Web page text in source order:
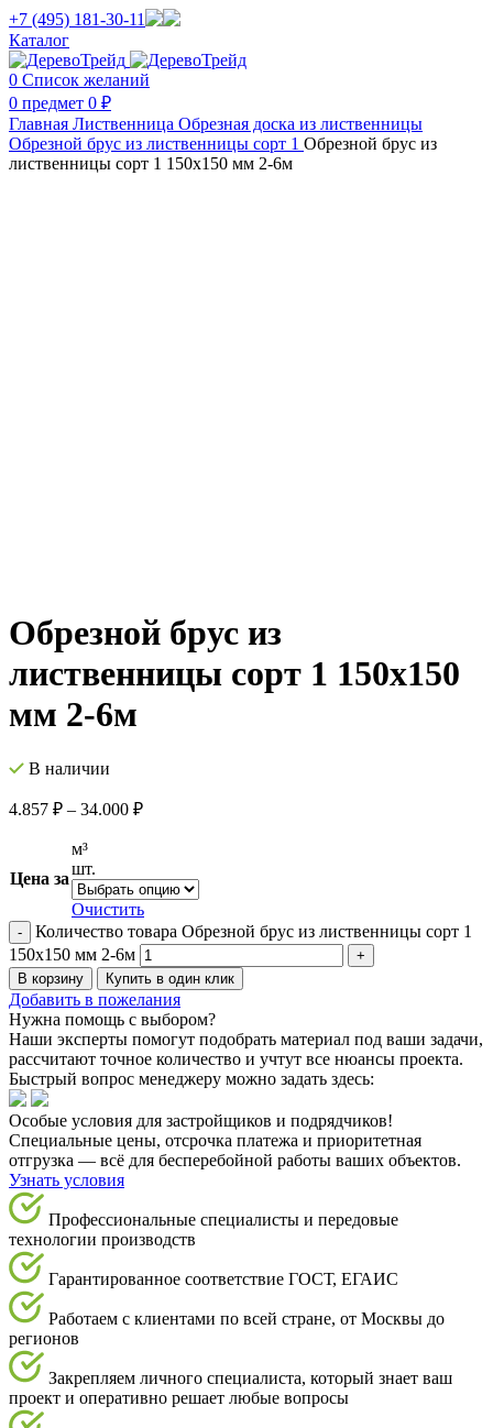
+7 (495) 181-30-11
Каталог
0 Список желаний
0 предмет 0 ₽
Главная Лиственница Обрезная доска из лиственницы
Обрезной брус из лиственницы сорт 1 Обрезной брус из
лиственницы сорт 1 150х150 мм 2-6м
Обрезной брус из
лиственницы сорт 1 150х150
мм 2-6м
В наличии
4.857 ₽ – 34.000 ₽
Цена за
м³
шт.
Очистить
Количество товара Обрезной брус из лиственницы сорт 1
150х150 мм 2-6м
В корзину Купить в один клик
Добавить в пожелания
Нужна помощь с выбором?
Наши эксперты помогут подобрать материал под ваши задачи,
рассчитают точное количество и учтут все нюансы проекта.
Быстрый вопрос менеджеру можно задать здесь:
Особые условия для застройщиков и подрядчиков!
Специальные цены, отсрочка платежа и приоритетная
отгрузка — всё для бесперебойной работы ваших объектов.
Узнать условия
Профессиональные специалисты и передовые
технологии производств
Гарантированное соответствие ГОСТ, ЕГАИС
Работаем с клиентами по всей стране, от Москвы до
регионов
Закрепляем личного специалиста, который знает ваш
проект и оперативно решает любые вопросы